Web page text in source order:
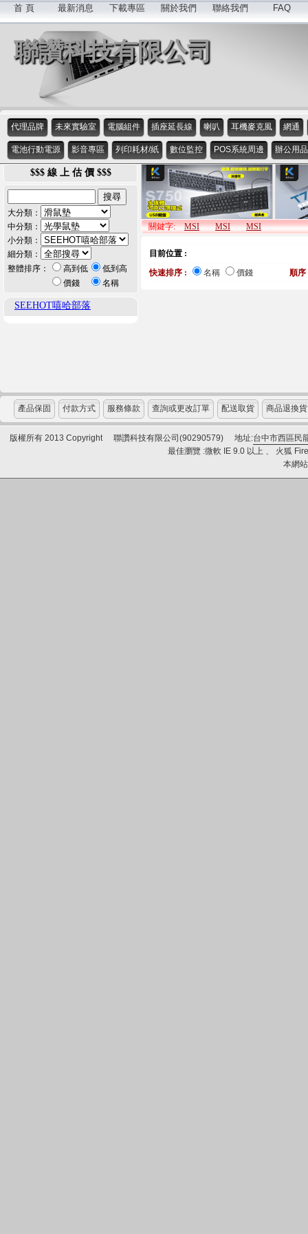
首 頁 最新消息 下載專區 關於我們 聯絡我們 FAQ
聯讚科技有限公司
代理品牌 未來實驗室 電腦組件 插座延長線 喇叭 耳機麥克風 網通
電池行動電源 影音專區 列印耗材/紙 數位監控 POS系統周邊 辦公用品
$$$ 線 上 估 價 $$$
大分類：
中分類：
小分類：
細分類：
整體排序：
高到低
低到高
價錢
名稱
SEEHOT嘻哈部落
關鍵字: MSI MSI MSI
目前位置 :
快速排序 :
名稱 價錢 順序
產品保固 付款方式 服務條款 查詢或更改訂單 配送取貨 商品退換貨
版權所有 2013 Copyright 聯讚科技有限公司(90290579) 地址:台中市西區民
最佳瀏覽 :微軟 IE 9.0 以上 、 火狐
本網